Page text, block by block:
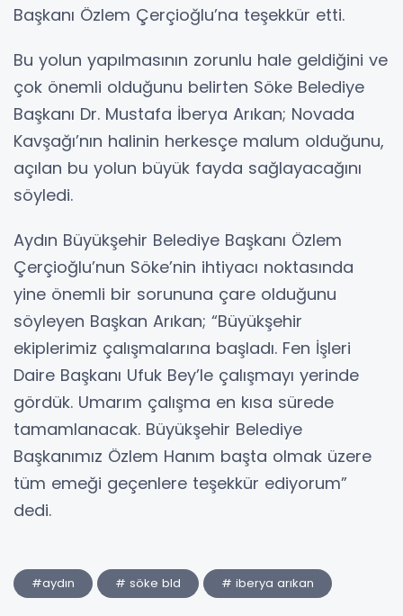
Başkanı Özlem Çerçioğlu’na teşekkür etti.
Bu yolun yapılmasının zorunlu hale geldiğini ve
çok önemli olduğunu belirten Söke Belediye
Başkanı Dr. Mustafa İberya Arıkan; Novada
Kavşağı’nın halinin herkesçe malum olduğunu,
açılan bu yolun büyük fayda sağlayacağını
söyledi.
Aydın Büyükşehir Belediye Başkanı Özlem
Çerçioğlu’nun Söke’nin ihtiyacı noktasında
yine önemli bir sorununa çare olduğunu
söyleyen Başkan Arıkan; “Büyükşehir
ekiplerimiz çalışmalarına başladı. Fen İşleri
Daire Başkanı Ufuk Bey’le çalışmayı yerinde
gördük. Umarım çalışma en kısa sürede
tamamlanacak. Büyükşehir Belediye
Başkanımız Özlem Hanım başta olmak üzere
tüm emeği geçenlere teşekkür ediyorum”
dedi.
#aydın # söke bld # iberya arıkan